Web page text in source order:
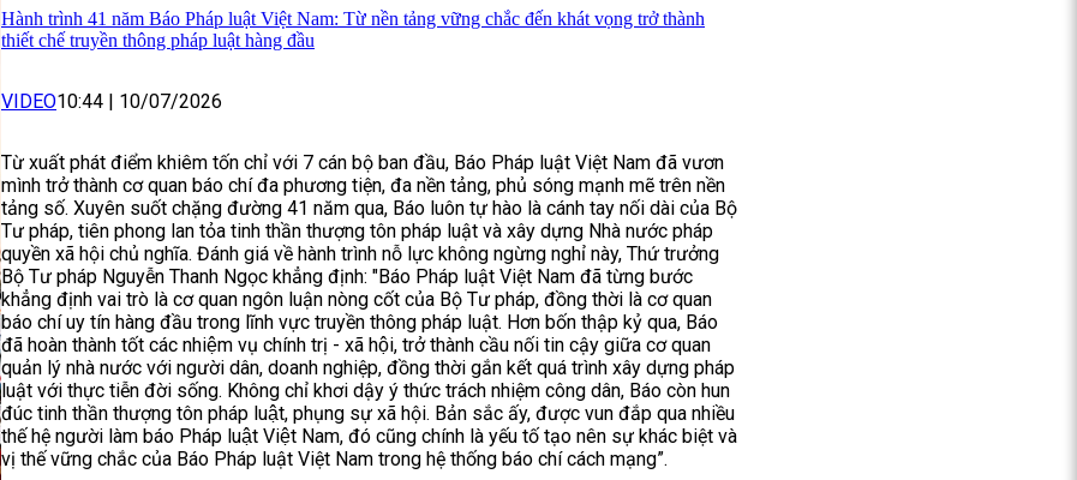
Hành trình 41 năm Báo Pháp luật Việt Nam: Từ nền tảng vững chắc đến khát vọng trở thành
thiết chế truyền thông pháp luật hàng đầu
VIDEO10:44 | 10/07/2026
Từ xuất phát điểm khiêm tốn chỉ với 7 cán bộ ban đầu, Báo Pháp luật Việt Nam đã vươn
mình trở thành cơ quan báo chí đa phương tiện, đa nền tảng, phủ sóng mạnh mẽ trên nền
tảng số. Xuyên suốt chặng đường 41 năm qua, Báo luôn tự hào là cánh tay nối dài của Bộ
Tư pháp, tiên phong lan tỏa tinh thần thượng tôn pháp luật và xây dựng Nhà nước pháp
quyền xã hội chủ nghĩa. Đánh giá về hành trình nỗ lực không ngừng nghỉ này, Thứ trưởng
Bộ Tư pháp Nguyễn Thanh Ngọc khẳng định: "Báo Pháp luật Việt Nam đã từng bước
khẳng định vai trò là cơ quan ngôn luận nòng cốt của Bộ Tư pháp, đồng thời là cơ quan
báo chí uy tín hàng đầu trong lĩnh vực truyền thông pháp luật. Hơn bốn thập kỷ qua, Báo
đã hoàn thành tốt các nhiệm vụ chính trị - xã hội, trở thành cầu nối tin cậy giữa cơ quan
quản lý nhà nước với người dân, doanh nghiệp, đồng thời gắn kết quá trình xây dựng pháp
luật với thực tiễn đời sống. Không chỉ khơi dậy ý thức trách nhiệm công dân, Báo còn hun
đúc tinh thần thượng tôn pháp luật, phụng sự xã hội. Bản sắc ấy, được vun đắp qua nhiều
thế hệ người làm báo Pháp luật Việt Nam, đó cũng chính là yếu tố tạo nên sự khác biệt và
vị thế vững chắc của Báo Pháp luật Việt Nam trong hệ thống báo chí cách mạng”.